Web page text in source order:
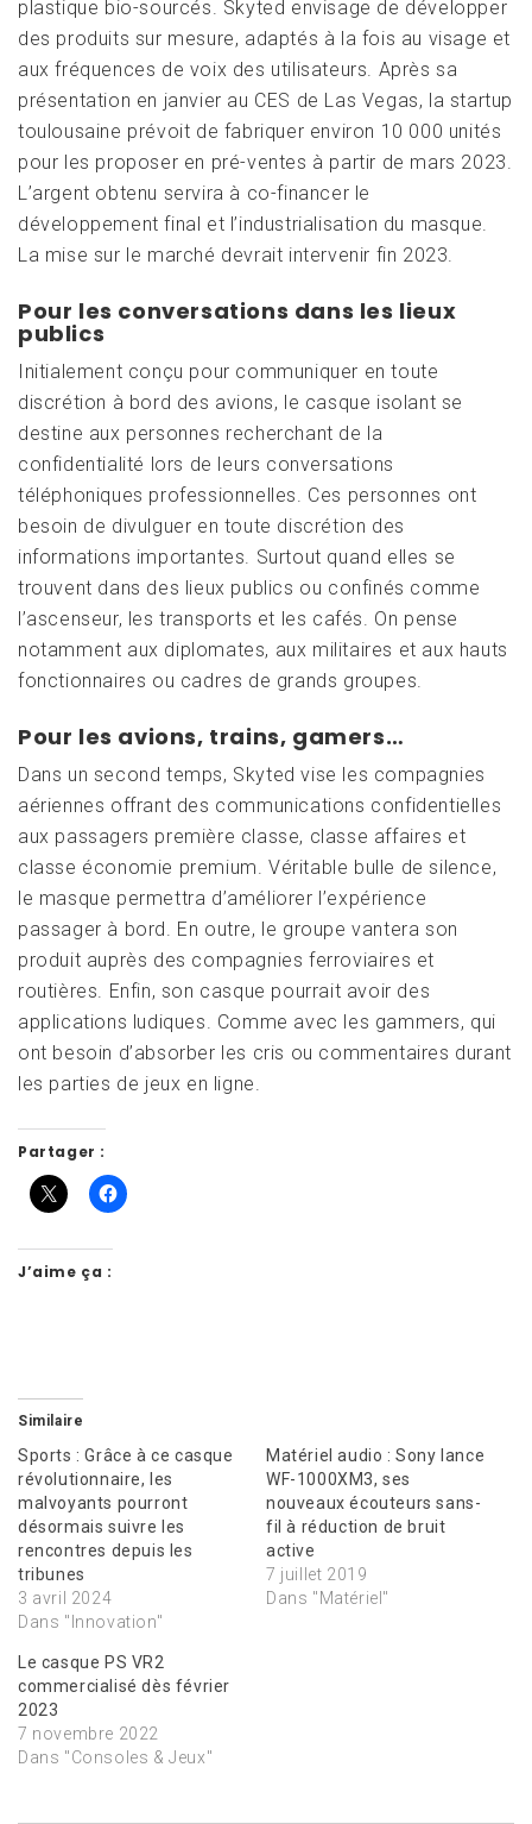
plastique bio-sourcés. Skyted envisage de développer
des produits sur mesure, adaptés à la fois au visage et
aux fréquences de voix des utilisateurs. Après sa
présentation en janvier au CES de Las Vegas, la startup
toulousaine prévoit de fabriquer environ 10 000 unités
pour les proposer en pré-ventes à partir de mars 2023.
L’argent obtenu servira à co-financer le
développement final et l’industrialisation du masque.
La mise sur le marché devrait intervenir fin 2023.
Pour les conversations dans les lieux
publics
Initialement conçu pour communiquer en toute
discrétion à bord des avions, le casque isolant se
destine aux personnes recherchant de la
confidentialité lors de leurs conversations
téléphoniques professionnelles. Ces personnes ont
besoin de divulguer en toute discrétion des
informations importantes. Surtout quand elles se
trouvent dans des lieux publics ou confinés comme
l’ascenseur, les transports et les cafés. On pense
notamment aux diplomates, aux militaires et aux hauts
fonctionnaires ou cadres de grands groupes.
Pour les avions, trains, gamers…
Dans un second temps, Skyted vise les compagnies
aériennes offrant des communications confidentielles
aux passagers première classe, classe affaires et
classe économie premium. Véritable bulle de silence,
le masque permettra d’améliorer l’expérience
passager à bord. En outre, le groupe vantera son
produit auprès des compagnies ferroviaires et
routières. Enfin, son casque pourrait avoir des
applications ludiques. Comme avec les gammers, qui
ont besoin d’absorber les cris ou commentaires durant
les parties de jeux en ligne.
Partager :
J’aime ça :
Similaire
Sports : Grâce à ce casque
révolutionnaire, les
malvoyants pourront
désormais suivre les
rencontres depuis les
tribunes
3 avril 2024
Dans "Innovation"
Matériel audio : Sony lance
WF-1000XM3, ses
nouveaux écouteurs sans-
fil à réduction de bruit
active
7 juillet 2019
Dans "Matériel"
Le casque PS VR2
commercialisé dès février
2023
7 novembre 2022
Dans "Consoles & Jeux"